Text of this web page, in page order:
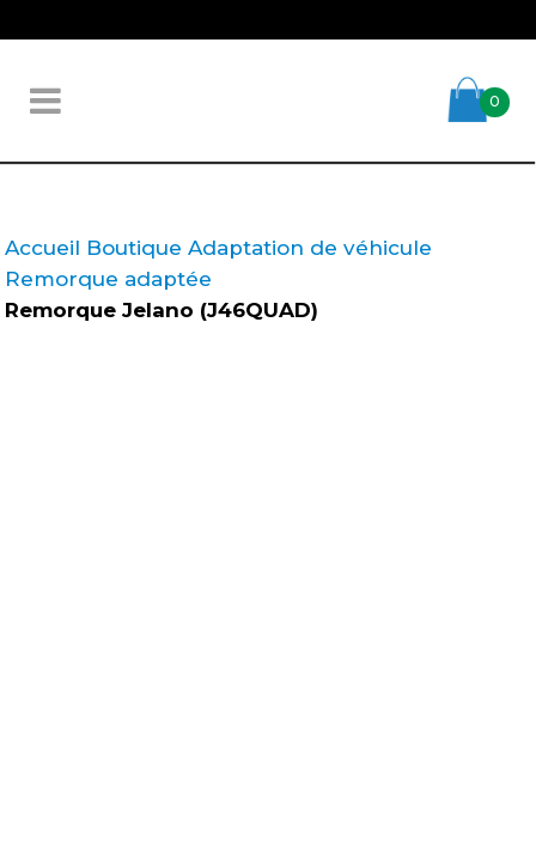
0
Accueil Boutique Adaptation de véhicule
Remorque adaptée
Remorque Jelano (J46QUAD)